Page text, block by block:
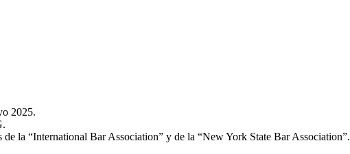
2025.
la “International Bar Association” y de la “New York State Bar Association”.